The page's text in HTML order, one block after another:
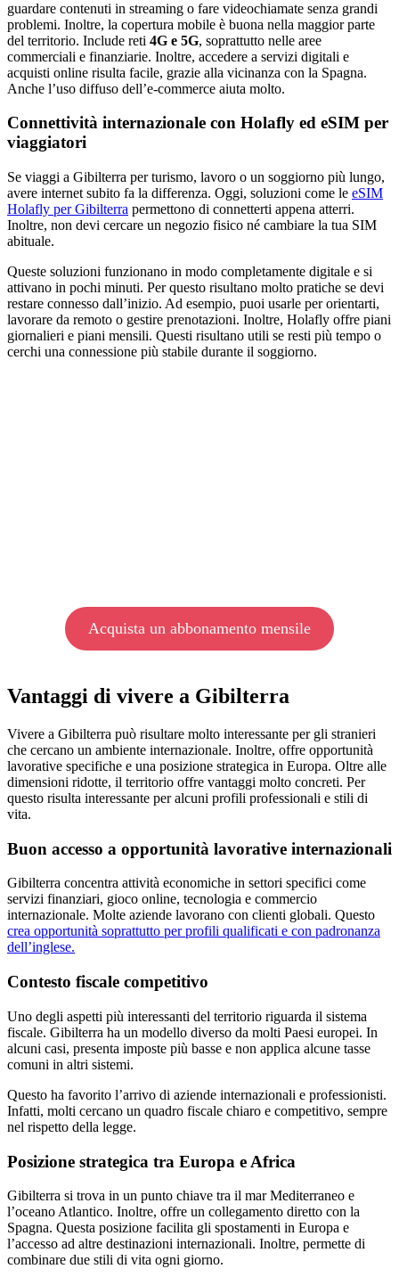
guardare contenuti in streaming o fare videochiamate senza grandi
problemi. Inoltre, la copertura mobile è buona nella maggior parte
del territorio. Include reti 4G e 5G, soprattutto nelle aree
commerciali e finanziarie. Inoltre, accedere a servizi digitali e
acquisti online risulta facile, grazie alla vicinanza con la Spagna.
Anche l’uso diffuso dell’e-commerce aiuta molto.
Connettività internazionale con Holafly ed eSIM per
viaggiatori
Se viaggi a Gibilterra per turismo, lavoro o un soggiorno più lungo,
avere internet subito fa la differenza. Oggi, soluzioni come le eSIM
Holafly per Gibilterra permettono di connetterti appena atterri.
Inoltre, non devi cercare un negozio fisico né cambiare la tua SIM
abituale.
Queste soluzioni funzionano in modo completamente digitale e si
attivano in pochi minuti. Per questo risultano molto pratiche se devi
restare connesso dall’inizio. Ad esempio, puoi usarle per orientarti,
lavorare da remoto o gestire prenotazioni. Inoltre, Holafly offre piani
giornalieri e piani mensili. Questi risultano utili se resti più tempo o
cerchi una connessione più stabile durante il soggiorno.
Acquista un abbonamento mensile
Vantaggi di vivere a Gibilterra
Vivere a Gibilterra può risultare molto interessante per gli stranieri
che cercano un ambiente internazionale. Inoltre, offre opportunità
lavorative specifiche e una posizione strategica in Europa. Oltre alle
dimensioni ridotte, il territorio offre vantaggi molto concreti. Per
questo risulta interessante per alcuni profili professionali e stili di
vita.
Buon accesso a opportunità lavorative internazionali
Gibilterra concentra attività economiche in settori specifici come
servizi finanziari, gioco online, tecnologia e commercio
internazionale. Molte aziende lavorano con clienti globali. Questo
crea opportunità soprattutto per profili qualificati e con padronanza
dell’inglese.
Contesto fiscale competitivo
Uno degli aspetti più interessanti del territorio riguarda il sistema
fiscale. Gibilterra ha un modello diverso da molti Paesi europei. In
alcuni casi, presenta imposte più basse e non applica alcune tasse
comuni in altri sistemi.
Questo ha favorito l’arrivo di aziende internazionali e professionisti.
Infatti, molti cercano un quadro fiscale chiaro e competitivo, sempre
nel rispetto della legge.
Posizione strategica tra Europa e Africa
Gibilterra si trova in un punto chiave tra il mar Mediterraneo e
l’oceano Atlantico. Inoltre, offre un collegamento diretto con la
Spagna. Questa posizione facilita gli spostamenti in Europa e
l’accesso ad altre destinazioni internazionali. Inoltre, permette di
combinare due stili di vita ogni giorno.